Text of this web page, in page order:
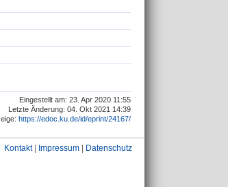
Eingestellt am: 23. Apr 2020 11:55
Letzte Änderung: 04. Okt 2021 14:39
https://edoc.ku.de/id/eprint/24167/
Kontakt| Impressum Datenschutz